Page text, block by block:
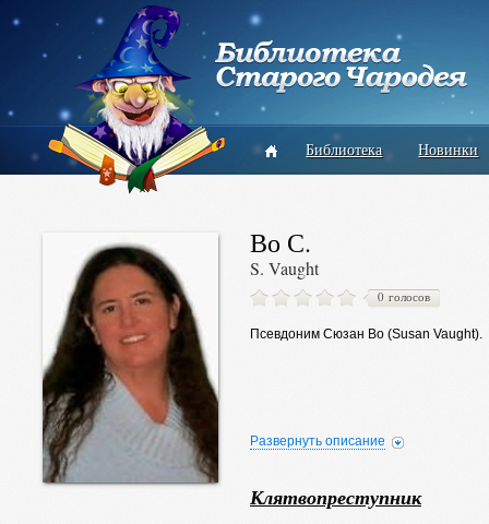
Библиотека Новинки
Во С.
S. Vaught
0 голосов
Псевдоним Сюзан Во (Susan Vaught).
Развернуть описание
Клятвопреступник